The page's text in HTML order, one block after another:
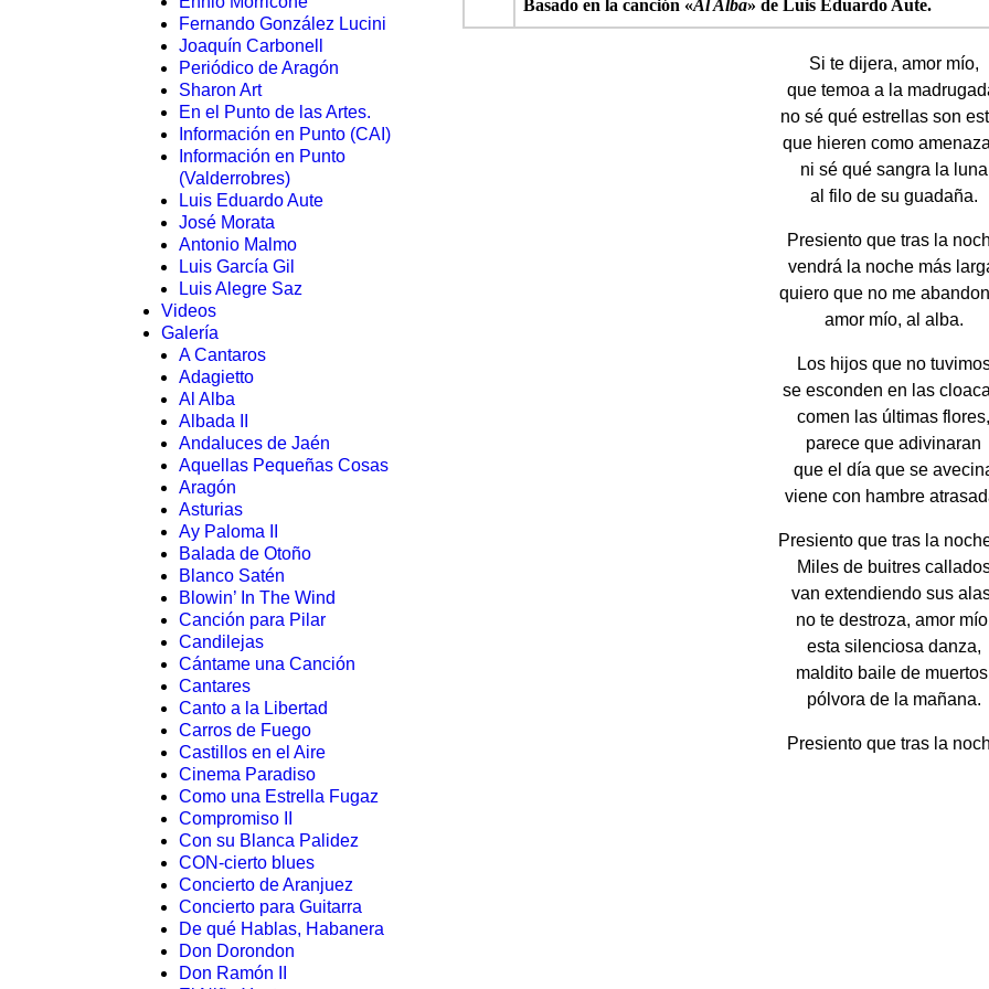
Basado en la canción «Al Alba» de Luis Eduardo Aute.
Si te dijera, amor mío,
que temoa a la
no sé qué estrellas son
que hieren como
ni sé qué sangra la luna
al filo de su guadaña.
Presiento que tras la
vendrá la noche más
quiero que no me
amor mío, al alba.
Los hijos que no
se esconden en las
comen las últimas flores,
parece que adivinaran
que el día que se
viene con hambre
Presiento que tras la
Miles de buitres
van extendiendo sus
no te destroza, amor
esta silenciosa danza,
maldito baile de
pólvora de la mañana.
Presiento que tras la
Fernando González Lucini
Joaquín Carbonell
Periódico de Aragón
Sharon Art
En el Punto de las Artes.
Información en Punto (CAI)
Información en Punto
(Valderrobres)
Luis Eduardo Aute
José Morata
Antonio Malmo
Luis García Gil
Luis Alegre Saz
Videos
Galería
A Cantaros
Adagietto
Al Alba
Albada II
Andaluces de Jaén
Aquellas Pequeñas Cosas
Aragón
Asturias
Ay Paloma II
Balada de Otoño
Blanco Satén
Blowin’ In The Wind
Canción para Pilar
Candilejas
Cántame una Canción
Cantares
Canto a la Libertad
Carros de Fuego
Castillos en el Aire
Cinema Paradiso
Como una Estrella Fugaz
Compromiso II
Con su Blanca Palidez
CON-cierto blues
Concierto de Aranjuez
Concierto para Guitarra
De qué Hablas, Habanera
Don Dorondon
Don Ramón II